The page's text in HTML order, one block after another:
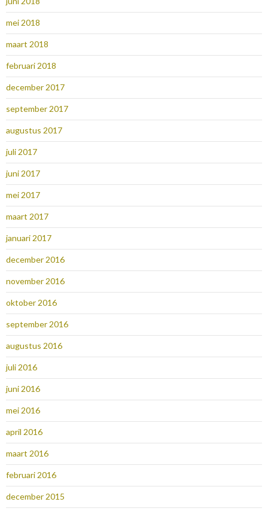
mei 2018
maart 2018
februari 2018
december 2017
september 2017
augustus 2017
juli 2017
juni 2017
mei 2017
maart 2017
januari 2017
december 2016
november 2016
oktober 2016
september 2016
augustus 2016
juli 2016
juni 2016
mei 2016
april 2016
maart 2016
februari 2016
december 2015